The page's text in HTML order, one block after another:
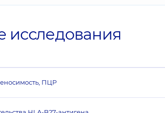
исследования
ПЦР